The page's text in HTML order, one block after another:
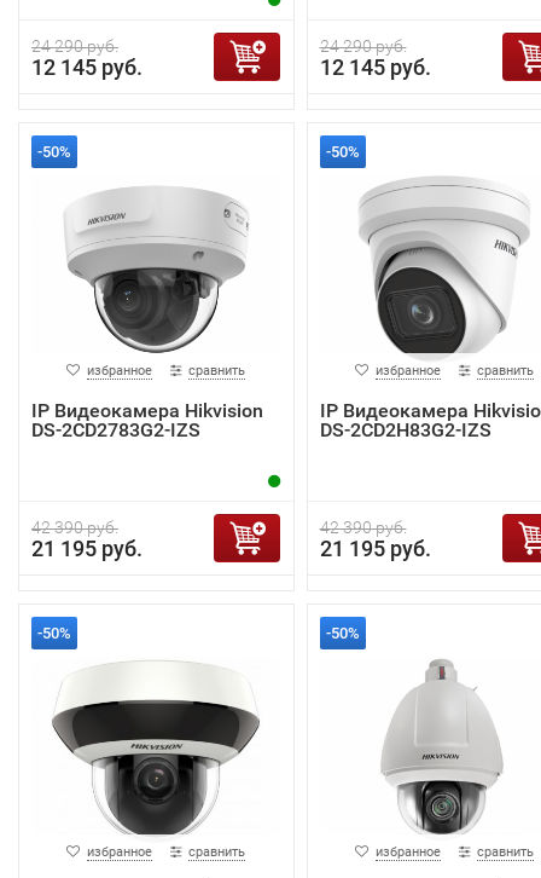
24 290 руб.
12 145 руб.
24 290 руб.
12 145 руб.
-50%
избранное сравнить
IP Видеокамера Hikvision
DS-2CD2783G2-IZS
42 390 руб.
21 195 руб.
-50%
избранное сравнить
IP Видеокамера
DS-2CD2H83G2-IZS
42 390 руб.
21 195 руб.
-50%
избранное сравнить
-50%
избранное сравнить